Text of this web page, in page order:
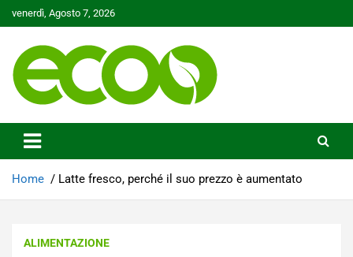
to
venerdì, Agosto 7, 2026
Ecoo.it
Home Latte fresco, perché il suo prezzo è aumentato
ALIMENTAZIONE